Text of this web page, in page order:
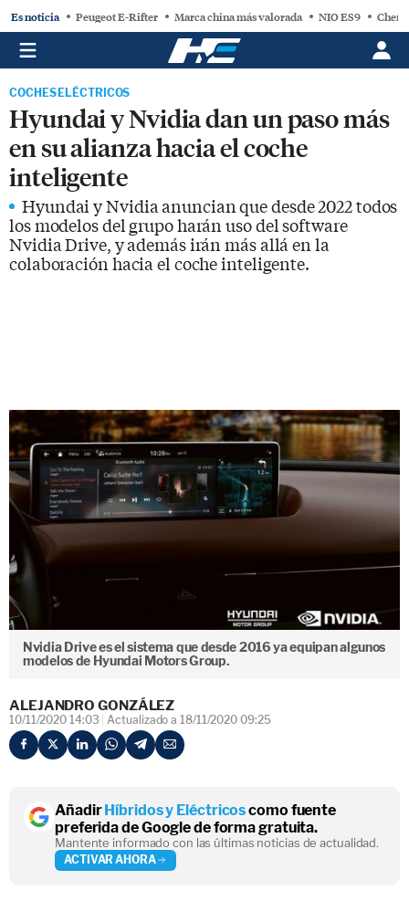
Es noticia Peugeot E-Rifter Marca china más valorada NIO ES9 Chery
COCHES ELÉCTRICOS
Hyundai y Nvidia dan un paso más
en su alianza hacia el coche
inteligente
Hyundai y Nvidia anuncian que desde 2022 todos
los modelos del grupo harán uso del software
Nvidia Drive, y además irán más allá en la
colaboración hacia el coche inteligente.
Nvidia Drive es el sistema que desde 2016 ya equipan algunos
modelos de Hyundai Motors Group.
ALEJANDRO GONZÁLEZ
10/11/2020 14:03 Actualizado a 18/11/2020 09:25
AñadirHíbridos y Eléctricoscomo fuente
preferida de Google de forma gratuita.
Mantente informado con las últimas noticias de actualidad.
ACTIVAR AHORA